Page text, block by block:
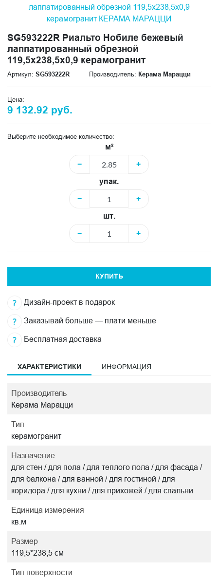
SG593222R Риальто Нобиле бежевый
лаппатированный обрезной
119,5x238,5x0,9 керамогранит
Артикул: SG593222R Производитель: Керама Марацци
Цена:
9 132.92 руб.
Выберите необходимое количество:
м²
−
+
упак.
−
+
шт.
−
+
КУПИТЬ
Дизайн-проект в подарок
Заказывай больше — плати меньше
Бесплатная доставка
ХАРАКТЕРИСТИКИ ИНФОРМАЦИЯ
Производитель
Керама Марацци
Тип
керамогранит
Назначение
для стен / для пола / для теплого пола / для фасада /
для балкона / для ванной / для гостиной / для
коридора / для кухни / для прихожей / для спальни
Единица измерения
кв.м
Размер
119,5*238,5 см
Тип поверхности